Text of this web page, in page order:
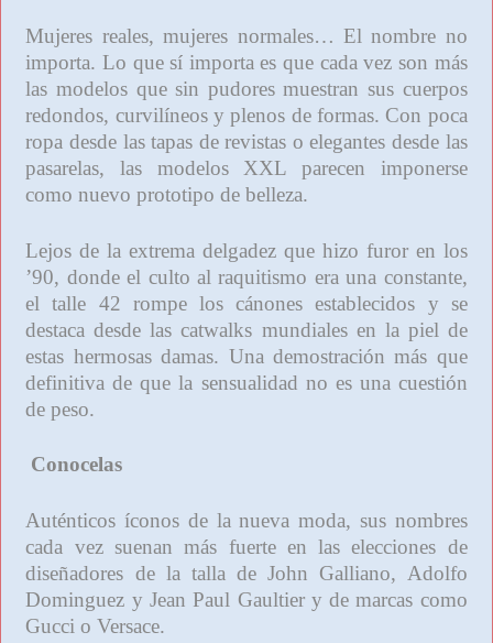
Mujeres reales, mujeres normales… El nombre no
importa. Lo que sí importa es que cada vez son más
las modelos que sin pudores muestran sus cuerpos
redondos, curvilíneos y plenos de formas. Con poca
ropa desde las tapas de revistas o elegantes desde las
pasarelas, las modelos XXL parecen imponerse
como nuevo prototipo de belleza.
Lejos de la extrema delgadez que hizo furor en los
’90, donde el culto al raquitismo era una constante,
el talle 42 rompe los cánones establecidos y se
destaca desde las catwalks mundiales en la piel de
estas hermosas damas. Una demostración más que
definitiva de que la sensualidad no es una cuestión
de peso.
Conocelas
Auténticos íconos de la nueva moda, sus nombres
cada vez suenan más fuerte en las elecciones de
diseñadores de la talla de John Galliano, Adolfo
Dominguez y Jean Paul Gaultier y de marcas como
Gucci o Versace.